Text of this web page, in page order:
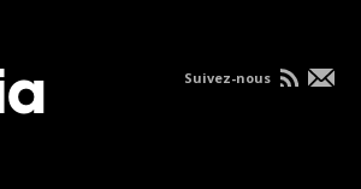
Suivez-nous